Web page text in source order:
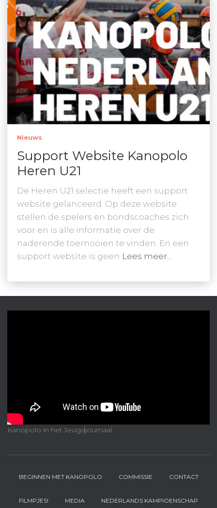
Nieuws
Support Website Kanopolo
Heren U21
De Heren U21 selectie heeft een support
website gelanceerd. Op deze website
stellen de spelers en bondscoaches zich
voor en is alle informatie over de
naderende toernooien te vinden. En een
support website is geen Lees meer…
Kanopolo in het Jeugdjournaal
BEGINNEN MET KANOPOLO COMMISSIE CONTACT
FILMPJES! MEDIA NEDERLANDS KAMPIOENSCHAP